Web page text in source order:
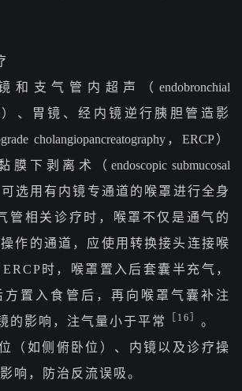
和支气管内超声（ endobronchial
）、胃镜、经内镜逆行胰胆管造影
cholangiopancreatography，ERCP）
膜下剥离术（ endoscopic submucosal
选用有内镜专通道的喉罩进行全身
管相关诊疗时，喉罩不仅是通气的
作的通道，应使用转换接头连接喉
时，喉罩置入后套囊半充气，
方置入食管后，再向喉罩气囊补注
的影响，注气量小于平常
［16］ 。
（如侧俯卧位）、内镜以及诊疗操
响，防治反流误吸。